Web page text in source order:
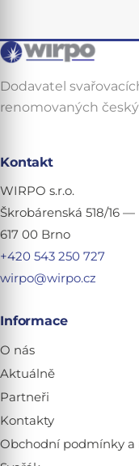
Dodavatel
renomovaných
Kontakt
WIRPO s.r.o.
Škrobárenská 518/16 —
617 00 Brno
+420 543 250 727
wirpo@wirpo.cz
Informace
O nás
Aktuálně
Partneři
Kontakty
Obchodní podmínky a